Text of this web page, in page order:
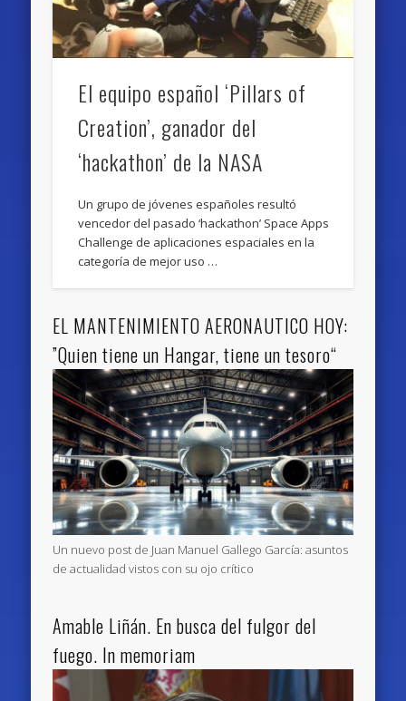
El equipo español ‘Pillars of
Creation’, ganador del
‘hackathon’ de la NASA
Un grupo de jóvenes españoles resultó
vencedor del pasado ‘hackathon’ Space Apps
Challenge de aplicaciones espaciales en la
categoría de mejor uso …
EL MANTENIMIENTO AERONAUTICO HOY:
”Quien tiene un Hangar, tiene un tesoro“
Un nuevo post de Juan Manuel Gallego García: asuntos
de actualidad vistos con su ojo crítico
Amable Liñán. En busca del fulgor del
fuego. In memoriam